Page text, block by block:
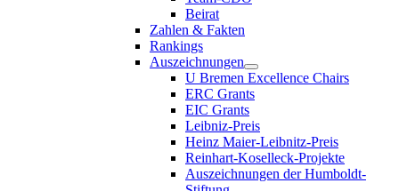
Beirat
Zahlen & Fakten
Rankings
Auszeichnungen
U Bremen Excellence Chairs
ERC Grants
EIC Grants
Leibniz-Preis
Heinz Maier-Leibnitz-Preis
Reinhart-Koselleck-Projekte
Auszeichnungen der Humboldt-